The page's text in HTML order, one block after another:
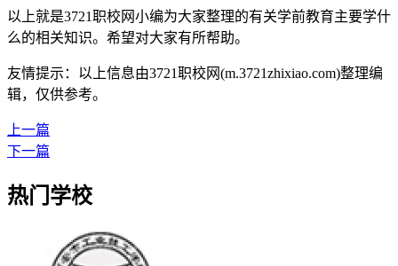
以上就是3721职校网小编为大家整理的有关学前教育主要学什
么的相关知识。希望对大家有所帮助。
友情提示：以上信息由3721职校网(m.3721zhixiao.com)整理编
辑，仅供参考。
上一篇
下一篇
热门学校